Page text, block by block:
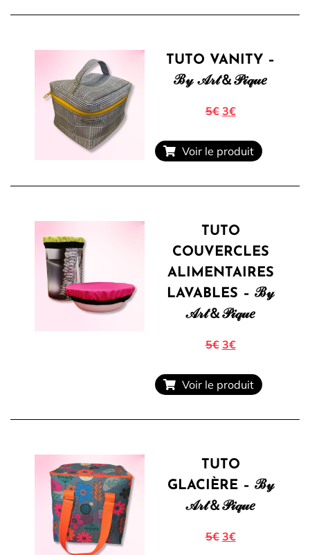
TUTO VANITY –
ℬ𝓎 𝒜𝓇𝓉＆𝒫𝒾𝓆𝓊𝑒
5€ 3€
Voir le produit
TUTO
COUVERCLES
ALIMENTAIRES
LAVABLES – ℬ𝓎
𝒜𝓇𝓉＆𝒫𝒾𝓆𝓊𝑒
5€ 3€
Voir le produit
TUTO
GLACIÈRE – ℬ𝓎
𝒜𝓇𝓉＆𝒫𝒾𝓆𝓊𝑒
5€ 3€